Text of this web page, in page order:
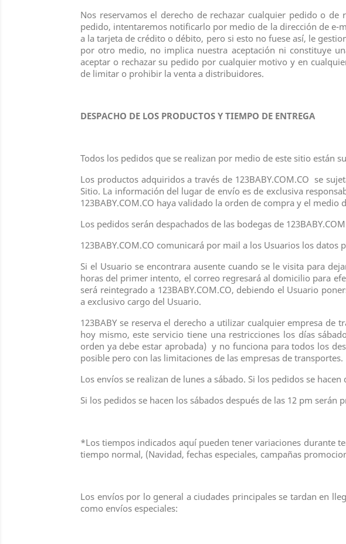
Nos reservamos el derecho de rechazar cualquier pedido o
pedido, intentaremos notificarlo por medio de la dirección de e-
a la tarjeta de crédito o débito, pero si esto no fuese así, le
por otro medio, no implica nuestra aceptación ni constituye
aceptar o rechazar su pedido por cualquier motivo y en
de limitar o prohibir la venta a distribuidores.
DESPACHO DE LOS PRODUCTOS Y TIEMPO DE ENTREGA
Todos los pedidos que se realizan por medio de este sitio están
Los productos adquiridos a través de 123BABY.COM.CO se
Sitio. La información del lugar de envío es de exclusiva
123BABY.COM.CO haya validado la orden de compra y el
Los pedidos serán despachados de las bodegas de
123BABY.COM.CO comunicará por mail a los Usuarios los
Si el Usuario se encontrara ausente cuando se le visita para
horas del primer intento, el correo regresará al domicilio para
será reintegrado a 123BABY.COM.CO, debiendo el Usuario
a exclusivo cargo del Usuario.
123BABY se reserva el derecho a utilizar cualquier empresa
hoy mismo, este servicio tiene una restricciones los días
orden ya debe estar aprobada) y no funciona para todos los
posible pero con las limitaciones de las empresas de transportes.
Los envíos se realizan de lunes a sábado. Si los pedidos se
Si los pedidos se hacen los sábados después de las 12 pm
*Los tiempos indicados aquí pueden tener variaciones durante
tiempo normal, (Navidad, fechas especiales, campañas
Los envíos por lo general a ciudades principales se tardan en
como envíos especiales: